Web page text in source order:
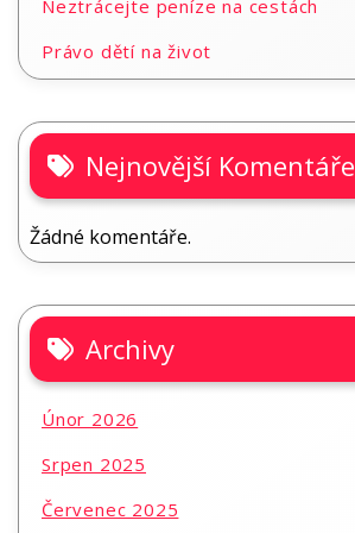
Neztrácejte peníze na cestách
Právo dětí na život
Nejnovější Komentáře
Žádné komentáře.
Archivy
Únor 2026
Srpen 2025
Červenec 2025